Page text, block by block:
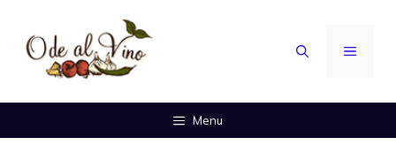
contenuto
MENU
Menu